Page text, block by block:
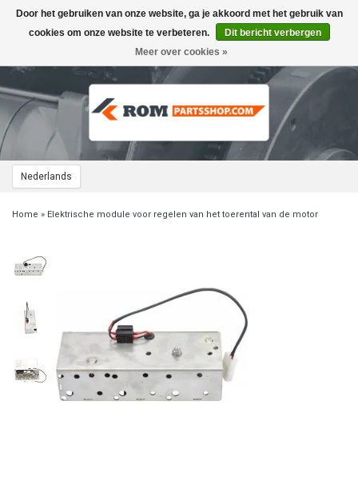
Nederlands
Toggle
navigation
Home » Elektrische module voor regelen van het toerental van de motor
Door het gebruiken van onze website, ga je akkoord met het gebruik van
cookies om onze website te verbeteren.
Dit bericht verbergen
Meer over cookies »